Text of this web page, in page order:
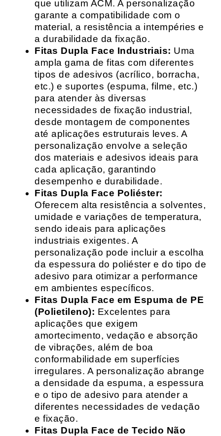
que utilizam ACM. A personalização
garante a compatibilidade com o
material, a resistência a intempéries e
a durabilidade da fixação.
Fitas Dupla Face Industriais: Uma
ampla gama de fitas com diferentes
tipos de adesivos (acrílico, borracha,
etc.) e suportes (espuma, filme, etc.)
para atender às diversas
necessidades de fixação industrial,
desde montagem de componentes
até aplicações estruturais leves. A
personalização envolve a seleção
dos materiais e adesivos ideais para
cada aplicação, garantindo
desempenho e durabilidade.
Fitas Dupla Face Poliéster:
Oferecem alta resistência a solventes,
umidade e variações de temperatura,
sendo ideais para aplicações
industriais exigentes. A
personalização pode incluir a escolha
da espessura do poliéster e do tipo de
adesivo para otimizar a performance
em ambientes específicos.
Fitas Dupla Face em Espuma de PE
(Polietileno): Excelentes para
aplicações que exigem
amortecimento, vedação e absorção
de vibrações, além de boa
conformabilidade em superfícies
irregulares. A personalização abrange
a densidade da espuma, a espessura
e o tipo de adesivo para atender a
diferentes necessidades de vedação
e fixação.
Fitas Dupla Face de Tecido Não